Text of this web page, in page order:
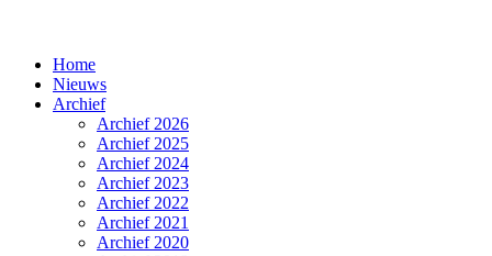
Home
Nieuws
Archief
Archief 2026
Archief 2025
Archief 2024
Archief 2023
Archief 2022
Archief 2021
Archief 2020